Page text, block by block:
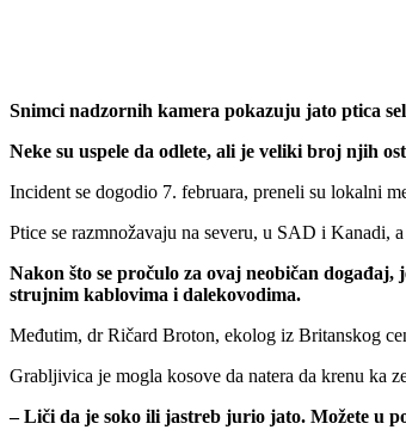
Snimci nadzornih kamera pokazuju jato ptica
Neke su uspele da odlete, ali je veliki broj njih
Incident se dogodio 7. februara, preneli su lokalni
Ptice se razmnožavaju na severu, u SAD i Kanadi,
Nakon što se pročulo za ovaj neobičan
strujnim kablovima i dalekovodima.
Međutim, dr Ričard Broton, ekolog iz Britanskog
Grabljivica je mogla kosove da natera da krenu ka
– Liči da je soko ili jastreb jurio jato. Možete u